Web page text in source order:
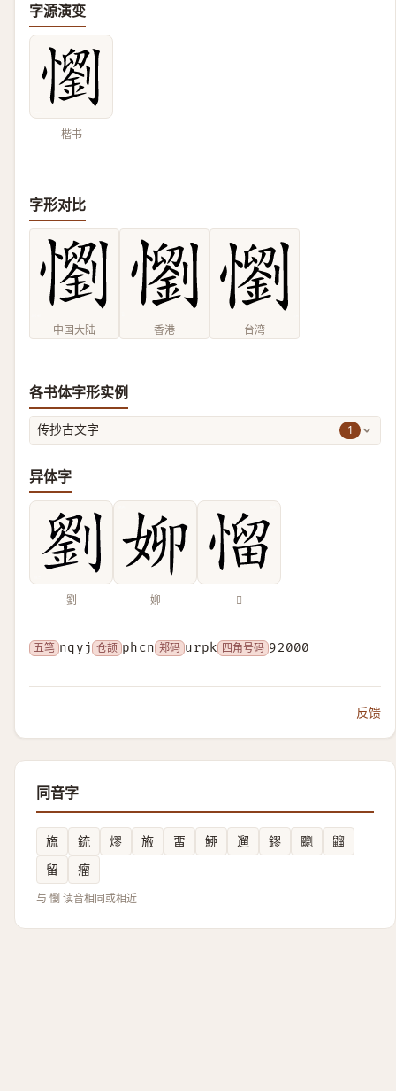
字源演变
楷书
字形对比
中国大陆 香港 台湾
各书体字形实例
传抄古文字 1
异体字
劉 㚹 𢞓
五笔 nqyj 仓颉 phcn 郑码 urpk 四角号码 92000
反馈
同音字
旒 鋶 熮 㫍 畱 䱖 遛 鏐 䬟
䶉
留
瘤
与 懰 读音相同或相近